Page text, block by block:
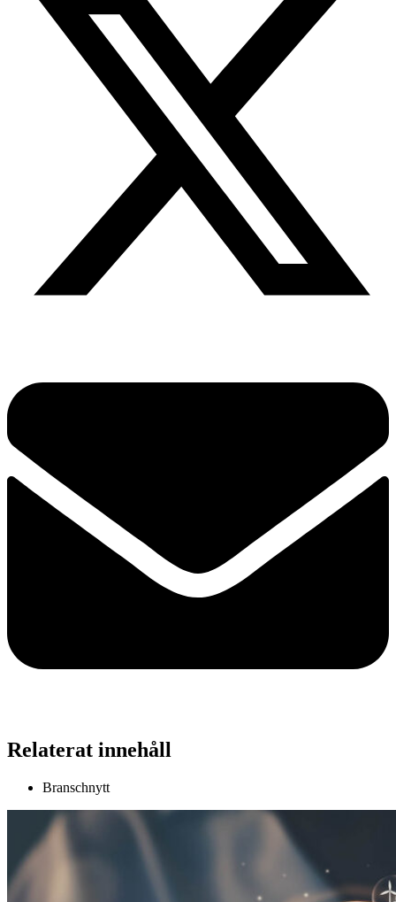
Relaterat innehåll
Branschnytt